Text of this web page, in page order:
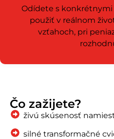
Odídete s
použiť v reálnom
vzťahoch, pri
Čo zažijete?
živú skúsenosť
silné transformačné